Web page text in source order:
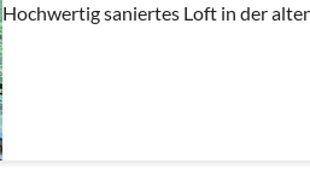
Hochwertig saniertes Loft in der